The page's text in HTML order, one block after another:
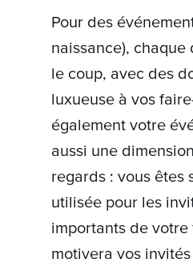
Pour des
naissance),
le coup, avec des
luxueuse à vos
également votre
aussi une
regards : vous êtes
utilisée pour les
importants de
motivera vos